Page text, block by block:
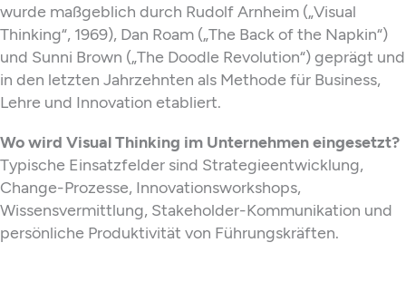
wurde maßgeblich durch Rudolf Arnheim („Visual
Thinking“, 1969), Dan Roam („The Back of the Napkin“)
und Sunni Brown („The Doodle Revolution“) geprägt und
in den letzten Jahrzehnten als Methode für Business,
Lehre und Innovation etabliert.
Wo wird Visual Thinking im Unternehmen eingesetzt?
Typische Einsatzfelder sind Strategieentwicklung,
Change-Prozesse, Innovationsworkshops,
Wissensvermittlung, Stakeholder-Kommunikation und
persönliche Produktivität von Führungskräften.